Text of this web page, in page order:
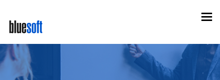
main
content